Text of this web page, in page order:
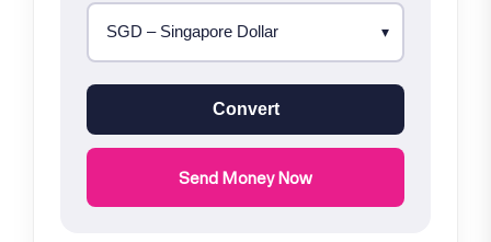
Convert
Send Money Now